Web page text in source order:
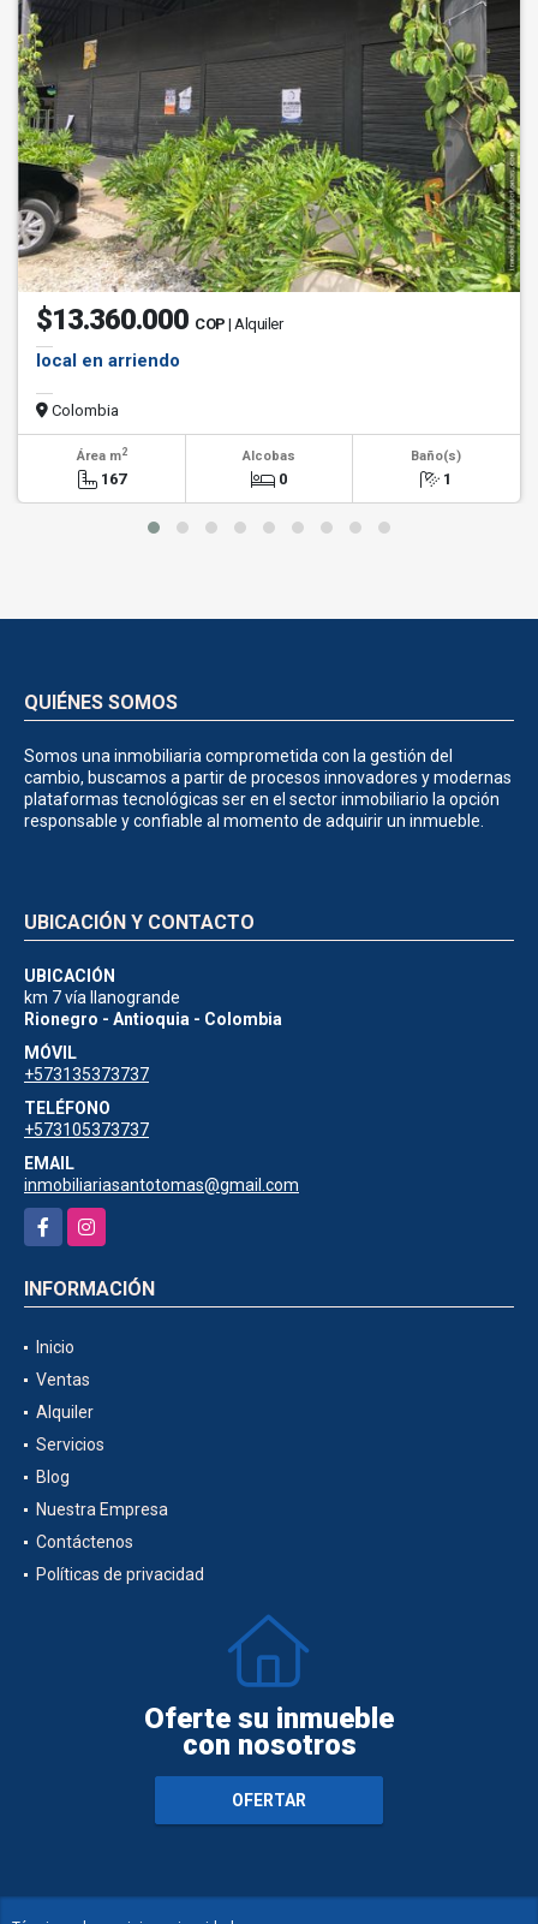
$13.360.000 COP | Alquiler
local en arriendo
Colombia
Área m2
167
Alcobas
0
Baño(s)
1
QUIÉNES SOMOS
Somos una inmobiliaria comprometida con la gestión del
cambio, buscamos a partir de procesos innovadores y modernas
plataformas tecnológicas ser en el sector inmobiliario la opción
responsable y confiable al momento de adquirir un inmueble.
UBICACIÓN Y CONTACTO
UBICACIÓN
km 7 vía llanogrande
Rionegro - Antioquia - Colombia
MÓVIL
+573135373737
TELÉFONO
+573105373737
EMAIL
inmobiliariasantotomas@gmail.com
FacebookInstagram
INFORMACIÓN
Inicio
Ventas
Alquiler
Servicios
Blog
Nuestra Empresa
Contáctenos
Políticas de privacidad
Oferte su inmueble
con nosotros
OFERTAR